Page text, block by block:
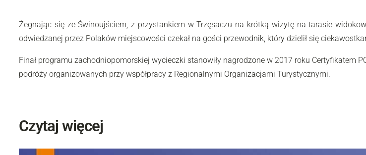
Żegnając się ze Świnoujściem, z przystankiem w Trzęsaczu na krótką wizytę na tarasie
odwiedzanej przez Polaków miejscowości czekał na gości przewodnik, który dzielił się
Finał programu zachodniopomorskiej wycieczki stanowiły nagrodzone w 2017 roku Certyfikatem
podróży organizowanych przy współpracy z Regionalnymi Organizacjami Turystycznymi.
Czytaj więcej